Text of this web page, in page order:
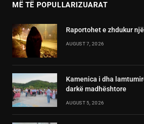
MË TË POPULLARIZUARAT
Raportohet e zhdukur
AUGUST 7, 2026
Kamenica i dha
darkë madhështore
AUGUST 5, 2026